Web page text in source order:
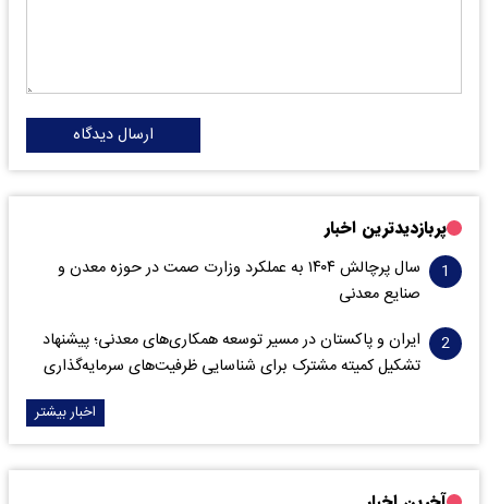
ارسال دیدگاه
پربازدیدترین اخبار
سال پرچالش ۱۴۰۴ به عملکرد وزارت صمت در حوزه معدن و
صنایع معدنی
ایران و پاکستان در مسیر توسعه همکاری‌های معدنی؛ پیشنهاد
تشکیل کمیته مشترک برای شناسایی ظرفیت‌های سرمایه‌گذاری
اخبار بیشتر